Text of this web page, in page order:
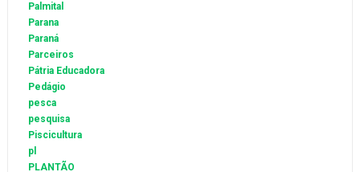
Palmital
Parana
Paraná
Parceiros
Pátria Educadora
Pedágio
pesca
pesquisa
Piscicultura
pl
PLANTÃO